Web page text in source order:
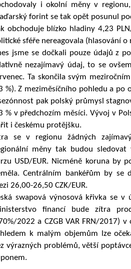
i okolní měny v
forint se tak opět posunul
obchoduje blízko hladiny 4,23
sféře nereagovala (hlasování
jsme se dočkali pouze údajů z
nezajímavý údaj, to se
Ta skončila svým
%). Z meziměsíčního pohledu a
pak polský průmysl
% v předchozím měsíci. Vývoj v
i českému protějšku.
se v regionu žádných
měny tak budou
USD/EUR. Nicméně koruna by
Centrálním bankéřům by se
26,00-26,50 CZK/EUR.
swapová výnosová křivka se
financí bude zítra
2022 a CZGB VAR FRN/2017)
k malým objemům lze
výrazných problémů, větší